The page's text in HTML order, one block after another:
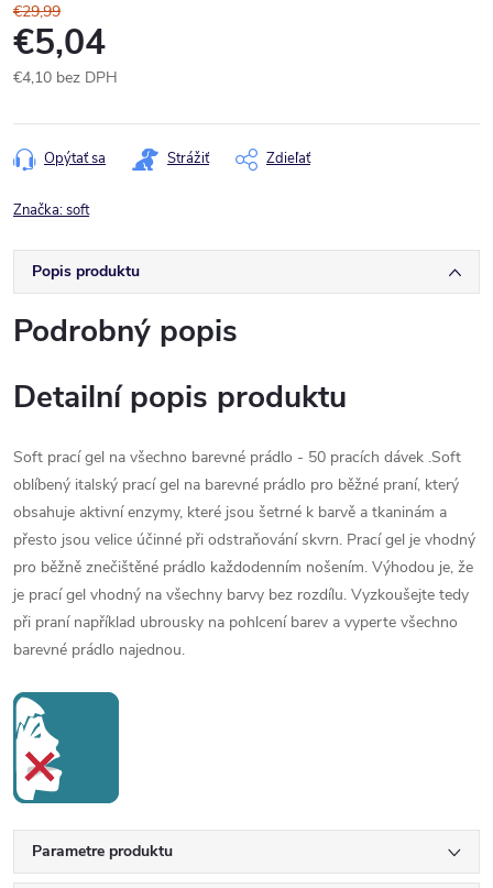
€29,99
€5,04
€4,10 bez DPH
cena:
Opýtať sa Strážiť Zdieľať
Značka:soft
Popis produktu
Podrobný popis
Detailní popis produktu
Soft prací gel na všechno barevné prádlo - 50 pracích dávek .Soft
oblíbený italský prací gel na barevné prádlo pro běžné praní, který
obsahuje aktivní enzymy, které jsou šetrné k barvě a tkaninám a
přesto jsou velice účinné při odstraňování skvrn. Prací gel je vhodný
pro běžně znečištěné prádlo každodenním nošením. Výhodou je, že
je prací gel vhodný na všechny barvy bez rozdílu. Vyzkoušejte tedy
při praní například ubrousky na pohlcení barev a vyperte všechno
barevné prádlo najednou.
Parametre produktu